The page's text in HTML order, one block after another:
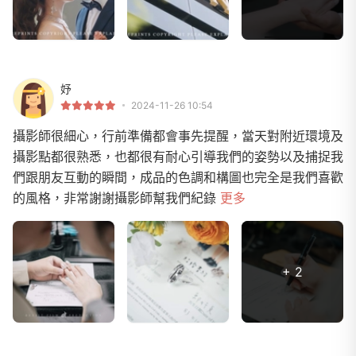
妤
2024-11-26 10:54
攝影師很細心，行前準備都會事先提醒，當天對附近環境及
攝影點都很熟悉，也都很有耐心引導我們的姿勢以及捕捉我
們跟朋友互動的瞬間，成品的色調和構圖也完全是我們喜歡
的風格，非常謝謝攝影師幫我們紀錄 更多
+ 2